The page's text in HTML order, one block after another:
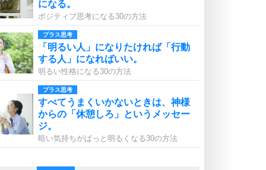
になる。
ポジティブ思考になる30の方法
プラス思考
「明るい人」になりたければ「行動
する人」になればいい。
明るい性格になる30の方法
プラス思考
すべてうまくいかないときは、神様
からの「休憩しろ」というメッセー
ジ。
暗い気持ちがぱっと明るくなる30の方法